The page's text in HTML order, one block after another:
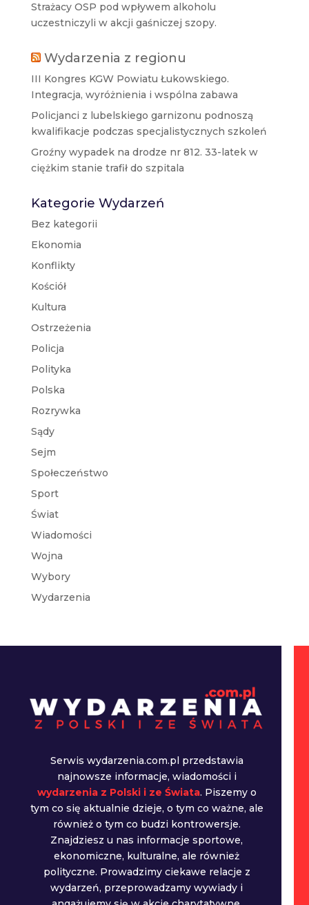
Strażacy OSP pod wpływem alkoholu
uczestniczyli w akcji gaśniczej szopy.
Wydarzenia z regionu
III Kongres KGW Powiatu Łukowskiego.
Integracja, wyróżnienia i wspólna zabawa
Policjanci z lubelskiego garnizonu podnoszą
kwalifikacje podczas specjalistycznych szkoleń
Groźny wypadek na drodze nr 812. 33-latek w
ciężkim stanie trafił do szpitala
Kategorie Wydarzeń
Bez kategorii
Ekonomia
Konflikty
Kościół
Kultura
Ostrzeżenia
Policja
Polityka
Polska
Rozrywka
Sądy
Sejm
Społeczeństwo
Sport
Świat
Wiadomości
Wojna
Wybory
Wydarzenia
Serwis wydarzenia.com.pl przedstawia
najnowsze informacje, wiadomości i
wydarzenia z Polski i ze Świata. Piszemy o
tym co się aktualnie dzieje, o tym co ważne, ale
również o tym co budzi kontrowersje.
Znajdziesz u nas informacje sportowe,
ekonomiczne, kulturalne, ale również
polityczne. Prowadzimy ciekawe relacje z
wydarzeń, przeprowadzamy wywiady i